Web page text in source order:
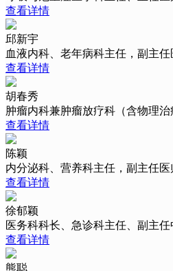
查看详情
邱新宇
血液内科、老年病科主任，副主任
查看详情
胡春秀
肿瘤内科兼肿瘤放疗科（含物理
查看详情
陈颖
内分泌科、营养科主任，副主任医
查看详情
徐郁颖
医务科科长、急诊科主任、副主任
查看详情
熊聪